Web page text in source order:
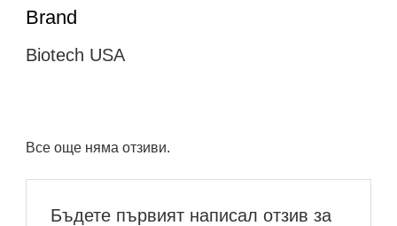
Brand
Biotech USA
Все още няма отзиви.
Бъдете първият написал отзив за